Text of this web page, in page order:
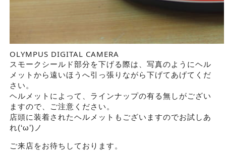
OLYMPUS DIGITAL CAMERA
スモークシールド部分を下げる際は、写真のようにヘル
メットから遠いほうへ引っ張りながら下げてあげてくだ
さい。
ヘルメットによって、ラインナップの有る無しがござい
ますので、ご注意ください。
店頭に装着されたヘルメットもございますのでお試しあ
れ(‘ω’)ノ
ご来店をお待ちしております。